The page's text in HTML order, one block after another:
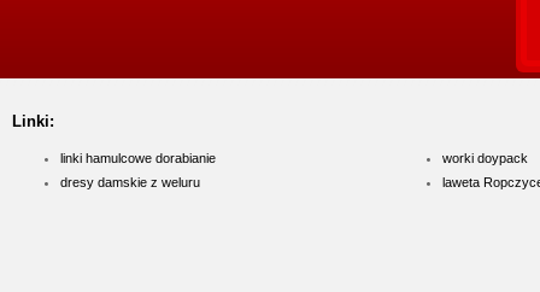
Linki:
linki hamulcowe dorabianie
dresy damskie z weluru
worki doypack
laweta